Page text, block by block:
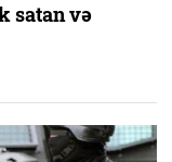
satan və